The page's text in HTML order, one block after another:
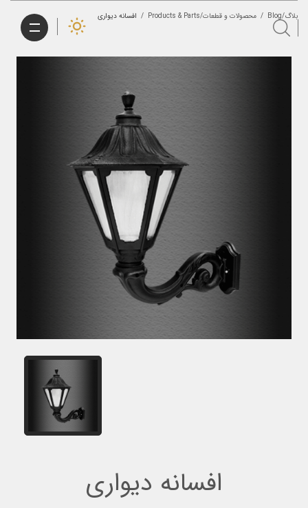
بلاگ/Blog / محصولات و قطعات/Products & Parts / افسانه دیواری
افسانه دیواری